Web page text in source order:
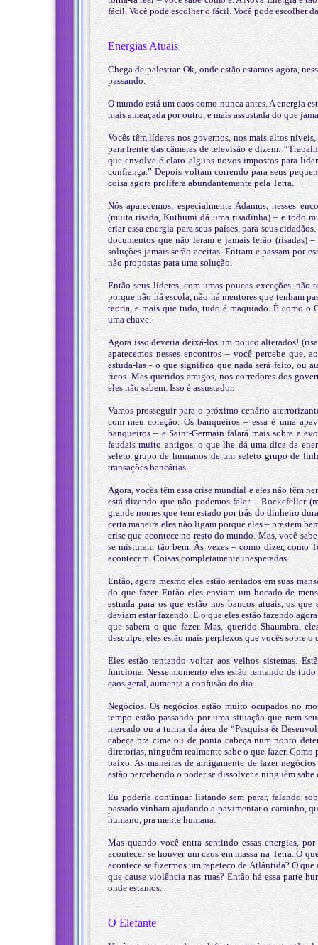
fácil. Você pode escolher o fácil. Você pode escolher
Energias Atuais
Chega de palestrar. Ok, onde estão estamos agora,
passando.
O mundo está um caos como nunca antes. A energia
mais ameaçada por outro, e mais assustada do que
Vocês têm líderes nos governos, nos mais altos
para frente das câmeras de televisão e dizem:
que envolve é claro alguns novos impostos para
confiança.” Depois voltam correndo para seus
coisa agora prolifera abundantemente pela Terra.
Nós aparecemos, especialmente Adamus, nesses
(muita risada, Kuthumi dá uma risadinha) – e todo
criar essa energia para seus países, para seus
documentos que não leram e jamais lerão (risadas)
soluções jamais serão aceitas. Entram e passam por
não propostas para uma solução.
Então seus líderes, com umas poucas exceções,
porque não há escola, não há mentores que tenham
teoria, e mais que tudo, tudo é maquiado. É como o
uma chave.
Agora isso deveria deixá-los um pouco alterados!
aparecemos nesses encontros – você percebe
estuda-las - o que significa que nada será feito, ou
ricos. Mas queridos amigos, nos corredores dos
eles não sabem. Isso é assustador.
Vamos prosseguir para o próximo cenário
com meu coração. Os banqueiros – essa é uma
banqueiros – e Saint-Germain falará mais sobre a
feudais muito antigos, o que lhe dá uma dica da
seleto grupo de humanos de um seleto grupo de
transações bancárias.
Agora, vocês têm essa crise mundial e eles não têm
está dizendo que não podemos falar – Rockefeller
grande nomes que tem estado por trás do dinheiro
certa maneira eles não ligam porque eles – prestem
crise que acontece no resto do mundo. Mas, você
se misturam tão bem. Às vezes – como dizer, como
acontecem. Coisas completamente inesperadas.
Então, agora mesmo eles estão sentados em suas
do que fazer. Então eles enviam um bocado de
estrada para os que estão nos bancos atuais, os
deviam estar fazendo. E o que eles estão fazendo
que sabem o que fazer. Mas, querido Shaumbra,
desculpe, eles estão mais perplexos que vocês sobre o
Eles estão tentando voltar aos velhos sistemas.
funciona. Nesse momento eles estão tentando de
caos geral, aumenta a confusão do dia.
Negócios. Os negócios estão muito ocupados no
tempo estão passando por uma situação que nem
mercado ou a turma da área de “Pesquisa &
cabeça pra cima ou de ponta cabeça num ponto
diretorias, ninguém realmente sabe o que fazer.
baixo. As maneiras de antigamente de fazer
estão percebendo o poder se dissolver e ninguém
Eu poderia continuar listando sem parar, falando
passado vinham ajudando a pavimentar o caminho,
humano, pra mente humana.
Mas quando você entra sentindo essas energias,
acontecer se houver um caos em massa na Terra. O
acontece se fizermos um repeteco de Atlântida? O
que cause violência nas ruas? Então há essa parte
onde estamos.
O Elefante